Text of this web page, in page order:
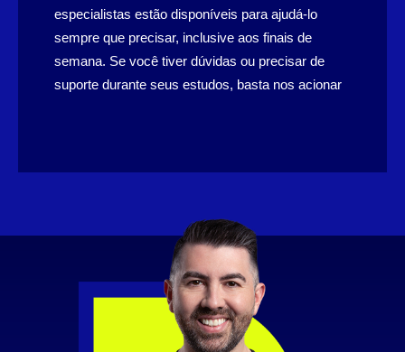
especialistas estão disponíveis para ajudá-lo
sempre que precisar, inclusive aos finais de
semana. Se você tiver dúvidas ou precisar de
suporte durante seus estudos, basta nos acionar